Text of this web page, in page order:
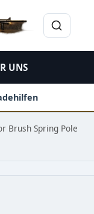
UNS
Brush Spring Pole